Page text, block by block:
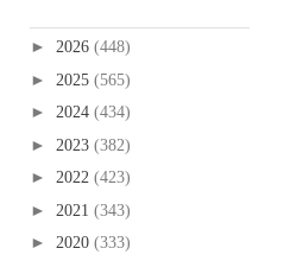
► 2026 (448)
► 2025 (565)
► 2024 (434)
► 2023 (382)
► 2022 (423)
► 2021 (343)
► 2020 (333)